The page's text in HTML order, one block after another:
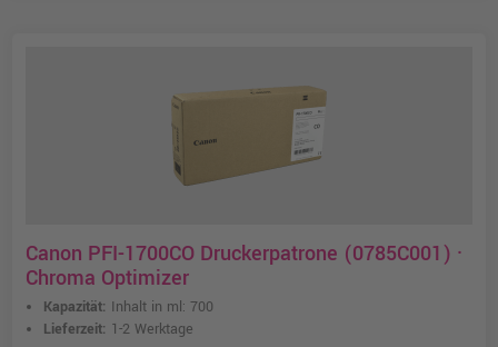
Canon PFI-1700CO Druckerpatrone (0785C001) ·
Chroma Optimizer
Kapazität: Inhalt in ml: 700
Lieferzeit: 1-2 Werktage